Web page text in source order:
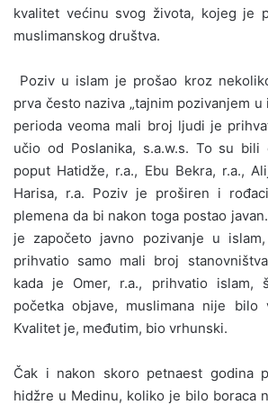
kvalitet većinu svog života, kojeg je
muslimanskog društva.
Poziv u islam je prošao kroz
prva često naziva „tajnim pozivanjem u
perioda veoma mali broj ljudi je
učio od Poslanika, s.a.w.s. To su bili
poput Hatidže, r.a., Ebu Bekra, r.a.,
Harisa, r.a. Poziv je proširen i
plemena da bi nakon toga postao
je započeto javno pozivanje u
prihvatio samo mali broj
kada je Omer, r.a., prihvatio islam,
početka objave, muslimana nije bilo
Kvalitet je, međutim, bio vrhunski.
Čak i nakon skoro petnaest godina
hidžre u Medinu, koliko je bilo boraca